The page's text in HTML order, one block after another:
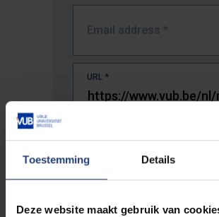
Toestemming Details
Deze website maakt gebruik van
Email address *
URL *
The full URL of the page where you